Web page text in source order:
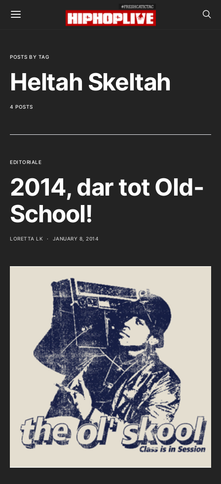
POSTS BY TAG
Heltah Skeltah
4 POSTS
EDITORIALE
2014, dar tot Old-
School!
LORETTA LK JANUARY 8, 2014